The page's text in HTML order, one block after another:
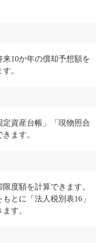
10か年の償却予想額を
。
資産台帳」「現物照合
ます。
度額を計算できます。
とに「法人税別表16」
す。